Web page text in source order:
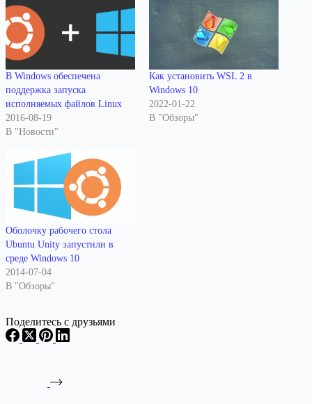
В Windows обеспечена
поддержка запуска
исполняемых файлов Linux
2016-08-19
В "Новости"
Как установить WSL 2 в
Windows 10
2022-01-22
В "Обзоры"
Оболочку рабочего стола
Ubuntu Unity запустили в
среде Windows 10
2014-07-04
В "Обзоры"
Поделитесь с друзьями